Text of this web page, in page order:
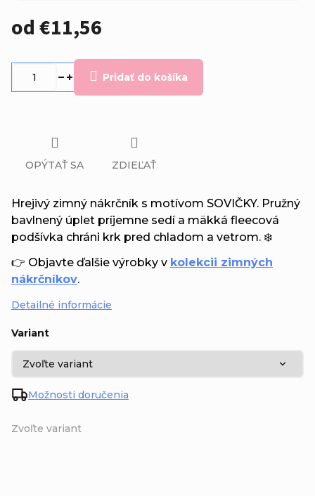
od€11,56
Zvoľte variant
Variant
Možnosti doručenia
Pridať do košíka
Hrejivý zimný nákrčník s motívom SOVIČKY. Pružný
bavlnený úplet príjemne sedí a mäkká fleecová
podšívka chráni krk pred chladom a vetrom. ❄️
👉 Objavte ďalšie výrobky v kolekcii zimných
nákrčníkov.
Detailné informácie
OPÝTAŤ SA ZDIEĽAŤ